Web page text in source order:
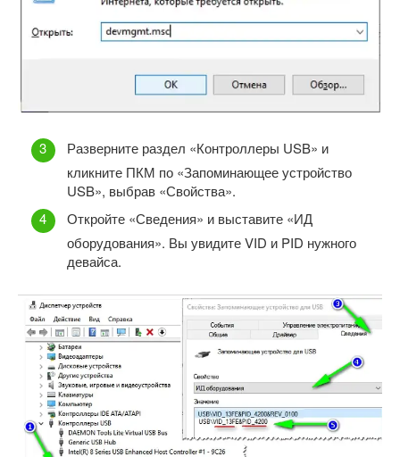
Разверните раздел «Контроллеры USB» и
кликните ПКМ по «Запоминающее устройство
USB», выбрав «Свойства».
Откройте «Сведения» и выставите «ИД
оборудования». Вы увидите VID и PID нужного
девайса.